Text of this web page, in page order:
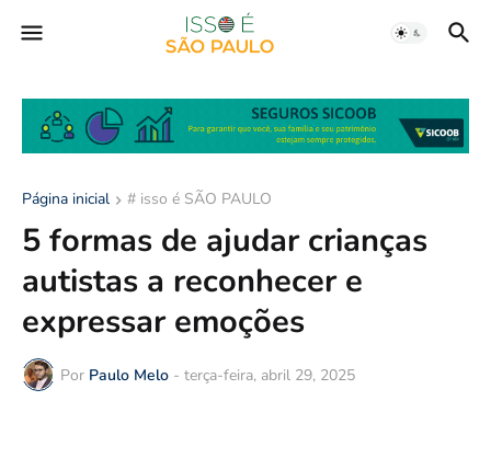
Página inicial # isso é SÃO PAULO
5 formas de ajudar crianças
autistas a reconhecer e
expressar emoções
Por Paulo Melo - terça-feira, abril 29, 2025